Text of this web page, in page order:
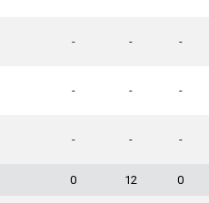
- - -
- - -
- - -
0 12 0